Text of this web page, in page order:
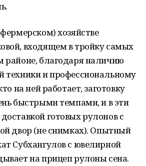
хозяйстве
входящем в тройку самых
районе, благодаря наличию
техники и профессиональному
на ней работает, заготовку
быстрыми темпами, и в эти
готовых рулонов с
двор (не снимках). Опытный
Субхангулов с ювелирной
на прицеп рулоны сена.